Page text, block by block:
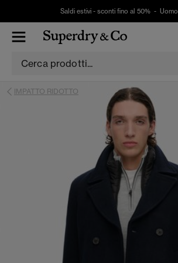
Saldi estivi - sconti fino al 50% - Uomo
IMPATTO RIDOTTO